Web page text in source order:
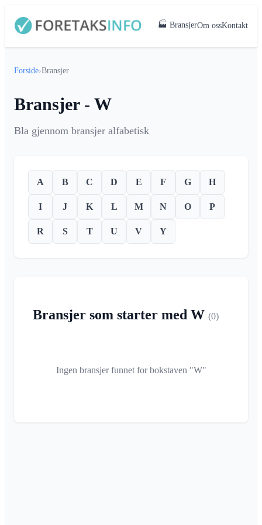
🏭 BransjerOm ossKontakt
Forside›Bransjer
Bransjer - W
Bla gjennom bransjer alfabetisk
A B C D E F G H
I J K L M N O P
R S T U V Y
Bransjer som starter med W (0)
Ingen bransjer funnet for bokstaven "W"